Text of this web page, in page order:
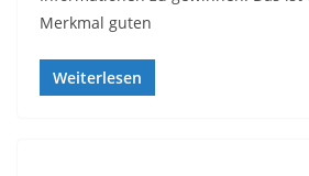
Merkmal guten
Weiterlesen